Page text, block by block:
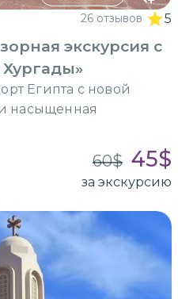
26 отзывов 5
экскурсия с
Египта с новой
насыщенная
60$ 45$
за экскурсию